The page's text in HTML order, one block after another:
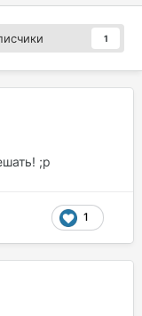
1
;р
1